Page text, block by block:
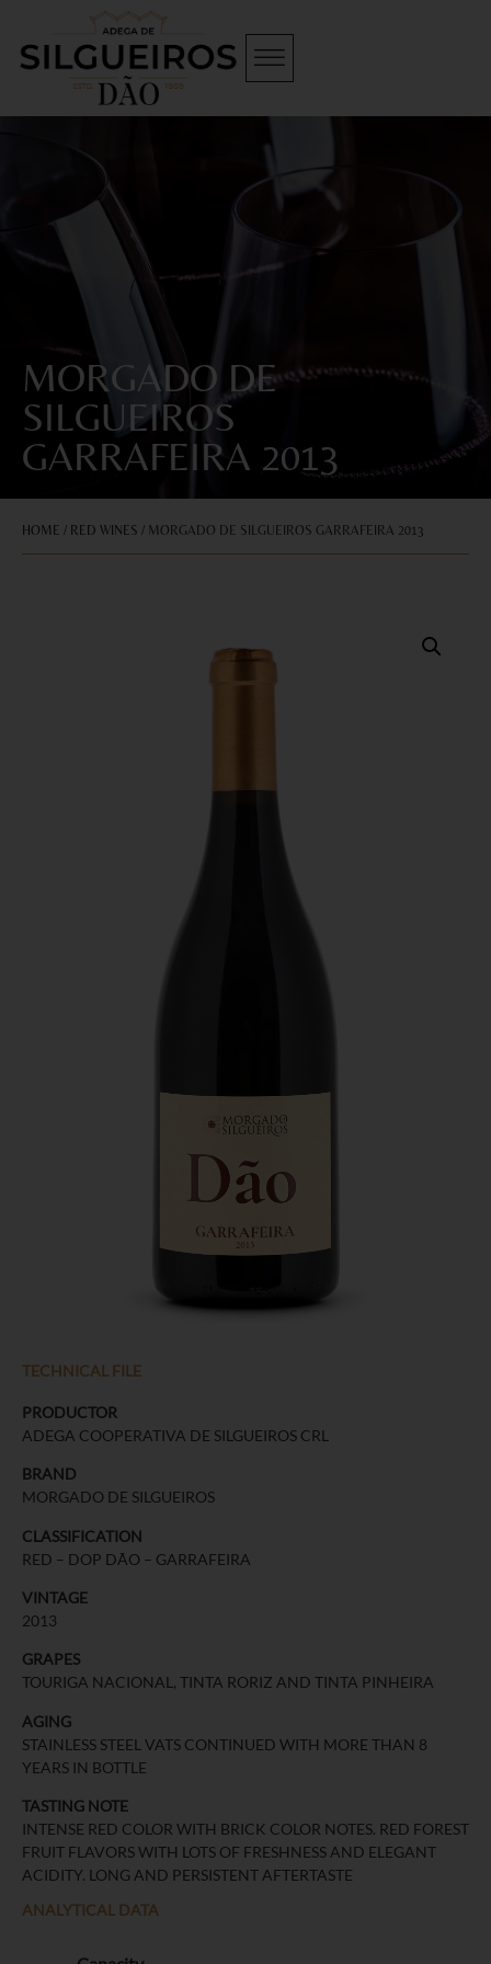
MORGADO DE
SILGUEIROS
GARRAFEIRA 2013
HOME / RED WINES / MORGADO DE SILGUEIROS GARRAFEIRA 2013
TECHNICAL FILE
PRODUCTOR
ADEGA COOPERATIVA DE SILGUEIROS CRL
BRAND
MORGADO DE SILGUEIROS
CLASSIFICATION
RED – DOP DÃO – GARRAFEIRA
VINTAGE
2013
GRAPES
TOURIGA NACIONAL, TINTA RORIZ AND TINTA PINHEIRA
AGING
STAINLESS STEEL VATS CONTINUED WITH MORE THAN 8
YEARS IN BOTTLE
TASTING NOTE
INTENSE RED COLOR WITH BRICK COLOR NOTES. RED FOREST
FRUIT FLAVORS WITH LOTS OF FRESHNESS AND ELEGANT
ACIDITY. LONG AND PERSISTENT AFTERTASTE
ANALYTICAL DATA